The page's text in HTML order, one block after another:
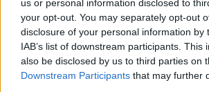
us or personal information disclosed to
your opt-out. You may separately opt-out
disclosure of your personal information by
IAB’s list of downstream participants. This
also be disclosed by us to third parties on
Downstream Participants that may further
tvrummet, ett par månader
tror inte jag visat vår sköna
Howardstil så blev den ett
komplement till vår tvsoffa.